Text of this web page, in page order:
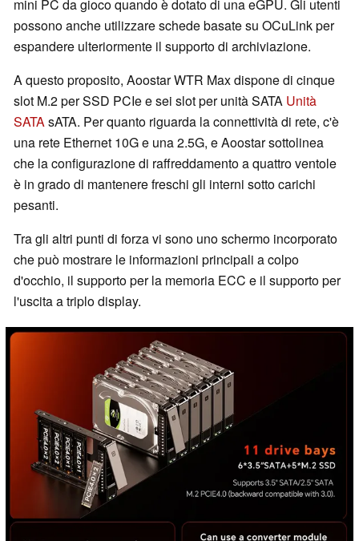
mini PC da gioco quando è dotato di una eGPU. Gli utenti
possono anche utilizzare schede basate su OCuLink per
espandere ulteriormente il supporto di archiviazione.
A questo proposito, Aoostar WTR Max dispone di cinque
slot M.2 per SSD PCIe e sei slot per unità SATA Unità
SATAsATA. Per quanto riguarda la connettività di rete, c'è
una rete Ethernet 10G e una 2.5G, e Aoostar sottolinea
che la configurazione di raffreddamento a quattro ventole
è in grado di mantenere freschi gli interni sotto carichi
pesanti.
Tra gli altri punti di forza vi sono uno schermo incorporato
che può mostrare le informazioni principali a colpo
d'occhio, il supporto per la memoria ECC e il supporto per
l'uscita a triplo display.